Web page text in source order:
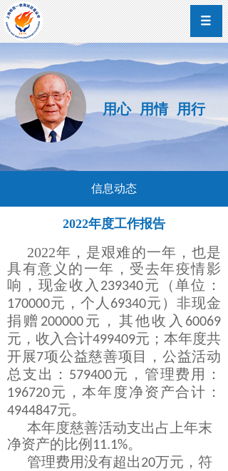
用心 用情 用行
信息动态
2022年度工作报告
2022年，是艰难的一年，也是
具有意义的一年， 受去年疫情影
响，现金收入 239340元（单位：
170000元，个人 69340元）非现金
捐赠 200000元，其他收入 60069
元，收入合计499409元；本年度共
开展7项公益慈善项目，公益活动
总支出： 579400元，管理费用：
196720元，本年度净资产合计：
4944847元。
本年度慈善活动支出占上年末
净资产的比例 11.1%。
管理费用没有超出 20万元，符